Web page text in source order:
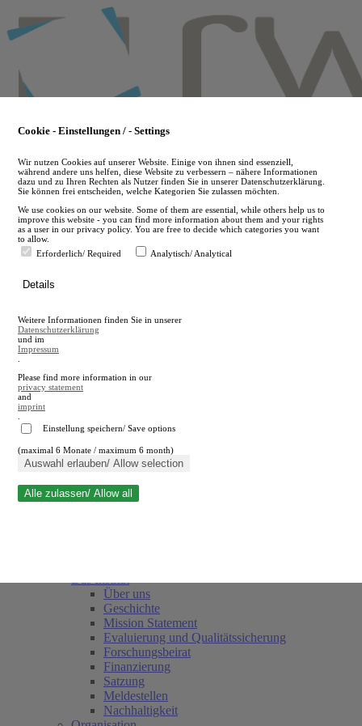
to
main
en
A
A
Suche schließen
Über uns
Geschichte
Mission Statement
Evaluierung und Qualitätssicherung
Forschungsbeirat
Finanzierung
Satzung
Meldestellen
Nachhaltigkeit
Cookie - Einstellungen / - Settings
Wir nutzen Cookies auf unserer Website. Einige von ihnen sind essenziell,
während andere uns helfen, diese Website zu verbessern – nähere Informationen
dazu und zu Ihren Rechten als Nutzer finden Sie in unserer Datenschutzerklärung.
Sie können frei entscheiden, welche Kategorien Sie zulassen möchten.
We use cookies on our website. Some of them are essential, while others help us to
improve this website - you can find more information about them and your rights
as a user in our privacy policy. You are free to decide which categories you want
to allow.
Erforderlich/ Required
Analytisch/ Analytical
Details
Weitere Informationen finden Sie in unserer
Datenschutzerklärung
und im
Impressum
Please find more information in our
privacy statement
and
imprint
Einstellung speichern/ Save options
(maximal 6 Monate / maximum 6 month)
Auswahl erlauben/ Allow selection
Alle zulassen/ Allow all